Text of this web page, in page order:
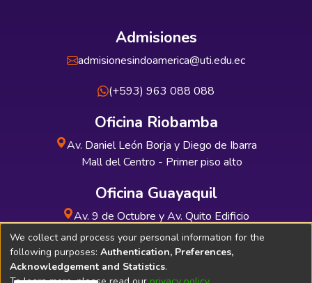
Admisiones
admisionesindoamerica@uti.edu.ec
(+593) 963 088 088
Oficina Riobamba
Av. Daniel León Borja y Diego de Ibarra
Mall del Centro - Primer piso alto
Oficina Guayaquil
Av. 9 de Octubre y Av. Quito Edificio
INDUAUTO - Planta baja
We collect and process your personal information for the
following purposes: Authentication, Preferences,
Acknowledgement and Statistics.